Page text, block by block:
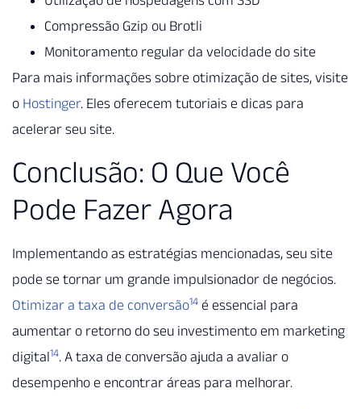
Compressão Gzip ou Brotli
Monitoramento regular da velocidade do site
Para mais informações sobre otimização de sites, visite
o Hostinger. Eles oferecem tutoriais e dicas para
acelerar seu site.
Conclusão: O Que Você
Pode Fazer Agora
Implementando as estratégias mencionadas, seu site
pode se tornar um grande impulsionador de negócios.
Otimizar a taxa de conversão14 é essencial para
aumentar o retorno do seu investimento em marketing
digital14. A taxa de conversão ajuda a avaliar o
desempenho e encontrar áreas para melhorar.